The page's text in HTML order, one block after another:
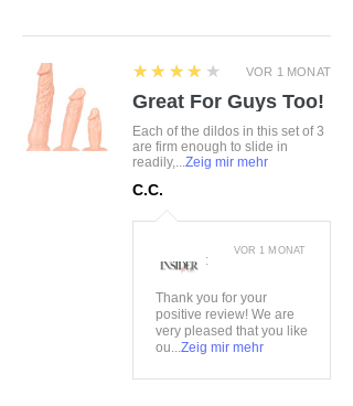
Material:88%Polyester,
12%Elasthan
Lieferumfang:Bustier
VOR 1 MONAT
4
★★★★★
Great For Guys Too!
Each of the dildos in this set of 3
are firm enough to slide in
readily,...Zeig mir mehr
C.C.
:
Thank you for your
positive review! We are
very pleased that you like
ou...Zeig mir mehr
VOR 1 MONAT